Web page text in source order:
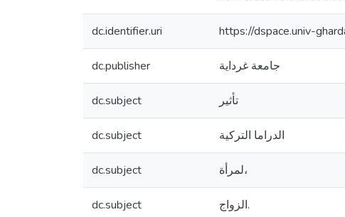
dc.identifier.uri https://dspace.univ-
dc.publisher جامعة غرداية
dc.subject تأثير
dc.subject الدراما التركية
dc.subject لمرأة،
dc.subject الزواج.